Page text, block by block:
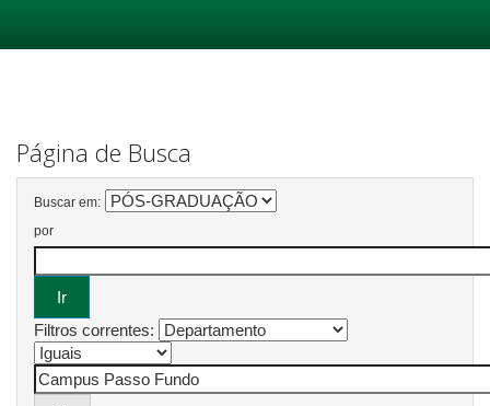
Página de Busca
Buscar em:
por
Filtros correntes: